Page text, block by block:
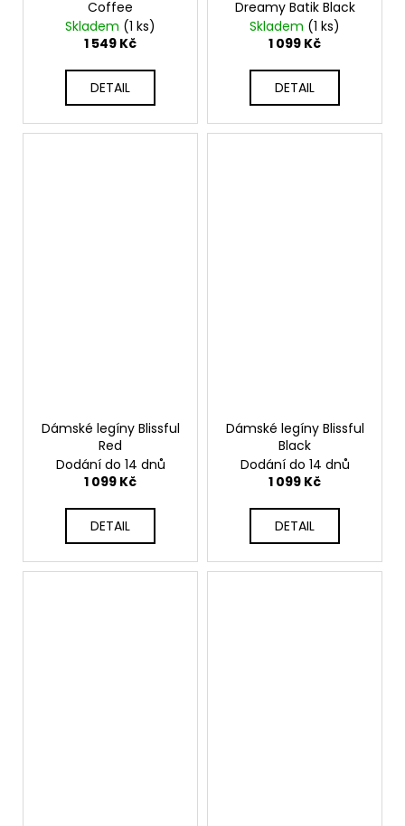
Coffee
Skladem (1 ks)
1 549 Kč
DETAIL
Dreamy Batik Black
Skladem (1 ks)
1 099 Kč
DETAIL
Dámské legíny Blissful
Red
Dodání do 14 dnů
1 099 Kč
DETAIL
Dámské legíny Blissful
Black
Dodání do 14 dnů
1 099 Kč
DETAIL